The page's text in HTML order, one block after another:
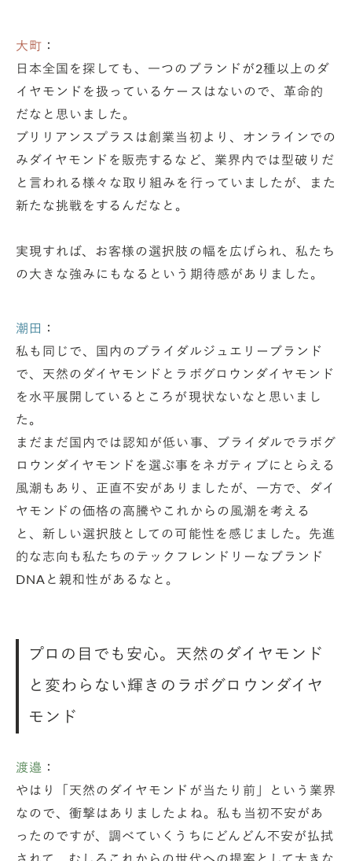
大町 ：
日本全国を探しても、一つのブランドが2種以上のダ
イヤモンドを扱っているケースはないので、革命的
だなと思いました。
ブリリアンスプラスは創業当初より、オンラインでの
みダイヤモンドを販売するなど、業界内では型破りだ
と言われる様々な取り組みを行っていましたが、また
新たな挑戦をするんだなと。
実現すれば、お客様の選択肢の幅を広げられ、私たち
の大きな強みにもなるという期待感がありました。
潮田
：
私も同じで、国内のブライダルジュエリーブランド
で、天然のダイヤモンドとラボグロウンダイヤモンド
を水平展開しているところが現状ないなと思いまし
た。
まだまだ国内では認知が低い事、ブライダルでラボグ
ロウンダイヤモンドを選ぶ事をネガティブにとらえる
風潮もあり、正直不安がありましたが、一方で、ダイ
ヤモンドの価格の高騰やこれからの風潮を考える
と、新しい選択肢としての可能性を感じました。先進
的な志向も私たちのテックフレンドリーなブランド
DNAと親和性があるなと。
プロの目でも安心。天然のダイヤモンド
と変わらない輝きのラボグロウンダイヤ
モンド
渡邉 ：
やはり「天然のダイヤモンドが当たり前」という業界
なので、衝撃はありましたよね。私も当初不安があ
ったのですが、調べていくうちにどんどん不安が払拭